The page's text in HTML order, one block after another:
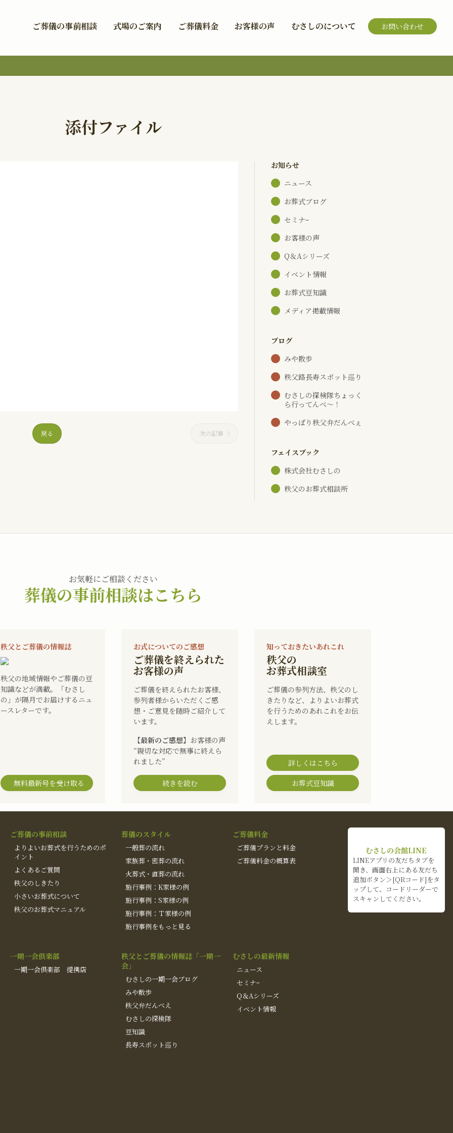
ご葬儀の事前相談 式場のご案内 ご葬儀料金 お客様の声 むさしのについて お問い合わせ
添付ファイル
戻る 次の記事
お知らせ
ニュース
お葬式ブログ
セミナｰ
お客様の声
Q＆Aシリーズ
イベント情報
お葬式豆知識
メディア掲載情報
ブログ
みや散歩
秩父路長寿スポット巡り
むさしの探検隊ちょっく
ら行ってんべ～！
やっぱり秩父弁だんべぇ
フェイスブック
株式会社むさしの
秩父のお葬式相談所
お気軽にご相談ください
葬儀の事前相談はこちら
秩父とご葬儀の情報誌
秩父の地域情報やご葬儀の豆
知識などが満載。「むさし
の」が隔月でお届けするニュ
ースレターです。
無料最新号を受け取る
お式についてのご感想
ご葬儀を終えられた
お客様の声
ご葬儀を終えられたお客様、
参列者様からいただくご感
想・ご意見を随時ご紹介して
います。
【最新のご感想】 お客様の声
“親切な対応で無事に終えら
れました”
続きを読む
知っておきたいあれこれ
秩父の
お葬式相談室
ご葬儀の参列方法、秩父のし
きたりなど、よりよいお葬式
を行うためのあれこれをお伝
えします。
詳しくはこちら
お葬式豆知識
ご葬儀の事前相談
よりよいお葬式を行うためのポ
イント
よくあるご質問
秩父のしきたり
小さいお葬式について
秩父のお葬式マニュアル
葬儀のスタイル
一般葬の流れ
家族葬・密葬の流れ
火葬式・直葬の流れ
施行事例：K家様の例
施行事例：S家様の例
施行事例：Ｔ家様の例
施行事例をもっと見る
ご葬儀料金
ご葬儀プランと料金
ご葬儀料金の概算表
一期一会倶楽部
一期一会倶楽部 提携店
秩父とご葬儀の情報誌「一期一
会」
むさしの一期一会ブログ
みや散歩
秩父弁だんべえ
むさしの探検隊
豆知識
長寿スポット巡り
むさしの最新情報
ニュース
セミナｰ
Q＆Aシリーズ
イベント情報
むさしの会館LINE
LINEアプリの友だちタブを
開き、画面右上にある友だち
追加ボタン＞[QRコード]をタ
ップして、コードリーダーで
スキャンしてください。